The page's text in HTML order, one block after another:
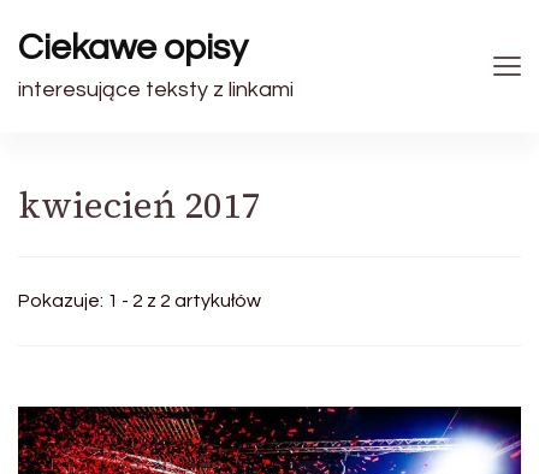
Ciekawe opisy
interesujące teksty z linkami
kwiecień 2017
Pokazuje: 1 - 2 z 2 artykułów